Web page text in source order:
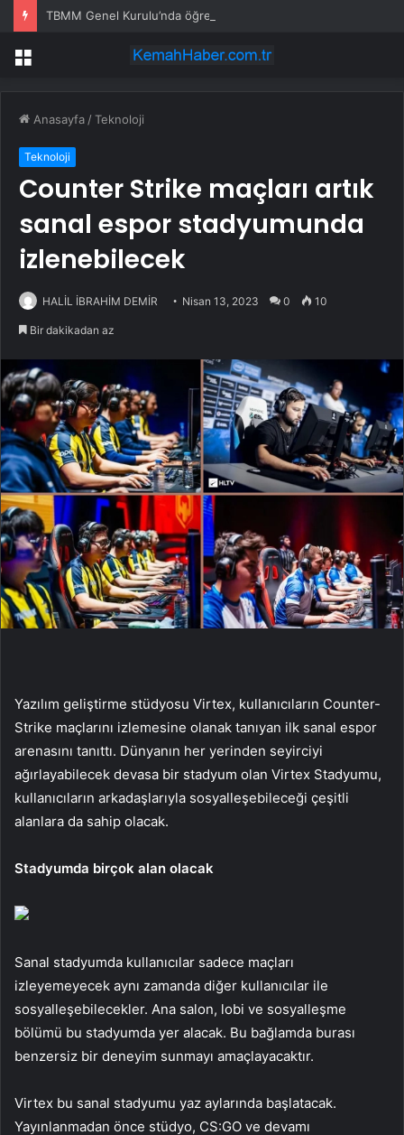
Menü
Anasayfa /Teknoloji
Teknoloji
Counter Strike maçları artık
sanal espor stadyumunda
izlenebilecek
HALİL İBRAHİM DEMİR Nisan 13, 2023 0 10
Bir dakikadan az
Yazılım geliştirme stüdyosu Virtex, kullanıcıların Counter-
Strike maçlarını izlemesine olanak tanıyan ilk sanal espor
arenasını tanıttı. Dünyanın her yerinden seyirciyi
ağırlayabilecek devasa bir stadyum olan Virtex Stadyumu,
kullanıcıların arkadaşlarıyla sosyalleşebileceği çeşitli
alanlara da sahip olacak.
Stadyumda birçok alan olacak
Sanal stadyumda kullanıcılar sadece maçları
izleyemeyecek aynı zamanda diğer kullanıcılar ile
sosyalleşebilecekler. Ana salon, lobi ve sosyalleşme
bölümü bu stadyumda yer alacak. Bu bağlamda burası
benzersiz bir deneyim sunmayı amaçlayacaktır.
Virtex bu sanal stadyumu yaz aylarında başlatacak.
Yayınlanmadan önce stüdyo, CS:GO ve devamı